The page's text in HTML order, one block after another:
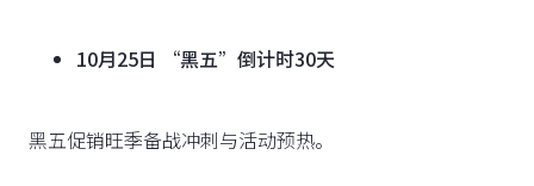
10月25日 “黑五”倒计时30天
黑五促销旺季备战冲刺与活动预热。